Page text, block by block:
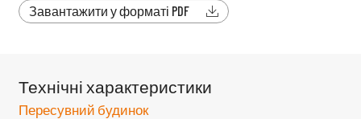
Завантажити у форматі PDF 
Технічні характеристики
Пересувний будинок